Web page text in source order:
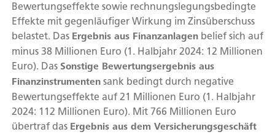
Bewertungseffekte sowie rechnungslegungsbedingte
Effekte mit gegenläufiger Wirkung im Zinsüberschuss
belastet. Das Ergebnis aus Finanzanlagen belief sich auf
minus 38 Millionen Euro (1. Halbjahr 2024: 12 Millionen
Euro). Das Sonstige Bewertungsergebnis aus
Finanzinstrumenten sank bedingt durch negative
Bewertungseffekte auf 21 Millionen Euro (1. Halbjahr
2024: 112 Millionen Euro). Mit 766 Millionen Euro
übertraf das Ergebnis aus dem Versicherungsgeschäft